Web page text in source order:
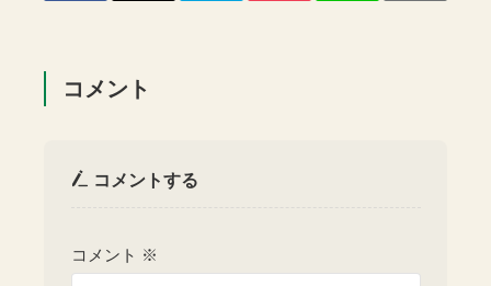
コメント
コメントする
コメント ※